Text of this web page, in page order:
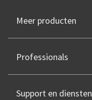
Meer producten
Professionals
Support en diensten